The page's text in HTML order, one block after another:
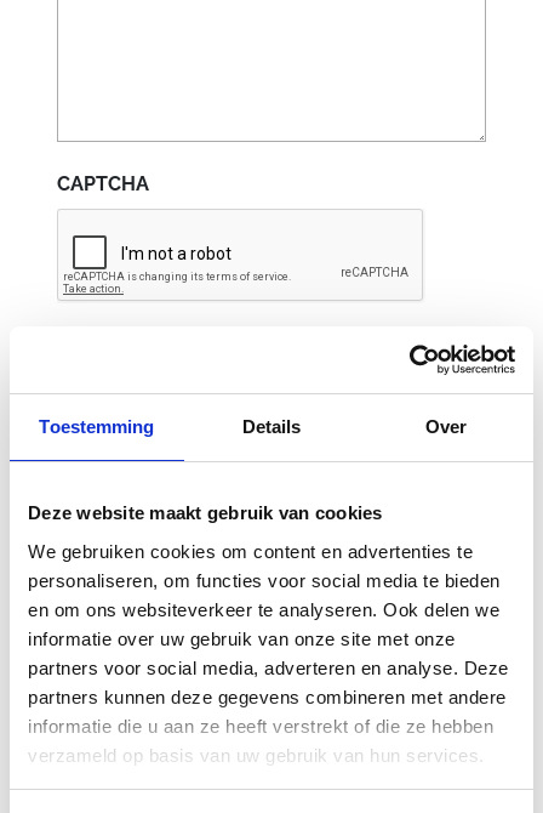
Toestemming Details Over
Deze website maakt gebruik van cookies
We gebruiken cookies om content en advertenties te
personaliseren, om functies voor social media te bieden
en om ons websiteverkeer te analyseren. Ook delen we
informatie over uw gebruik van onze site met onze
partners voor social media, adverteren en analyse. Deze
partners kunnen deze gegevens combineren met andere
informatie die u aan ze heeft verstrekt of die ze hebben
verzameld op basis van uw gebruik van hun services.
CAPTCHA
Gerelateerde
producten